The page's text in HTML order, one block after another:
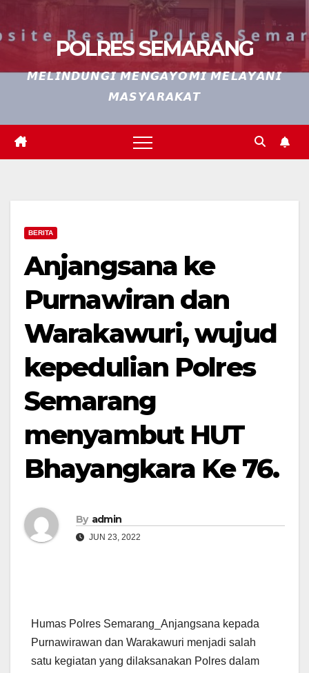
POLRES SEMARANG
𝙈𝙀𝙇𝙄𝙉𝘿𝙐𝙉𝙂𝙄 𝙈𝙀𝙉𝙂𝘼𝙔𝙊𝙈𝙄 𝙈𝙀𝙇𝘼𝙔𝘼𝙉𝙄
𝙈𝘼𝙎𝙔𝘼𝙍𝘼𝙆𝘼𝙏
BERITA
Anjangsana ke
Purnawiran dan
Warakawuri, wujud
kepedulian Polres
Semarang
menyambut HUT
Bhayangkara Ke 76.
By admin
JUN 23, 2022
Humas Polres Semarang_Anjangsana kepada
Purnawirawan dan Warakawuri menjadi salah
satu kegiatan yang dilaksanakan Polres dalam